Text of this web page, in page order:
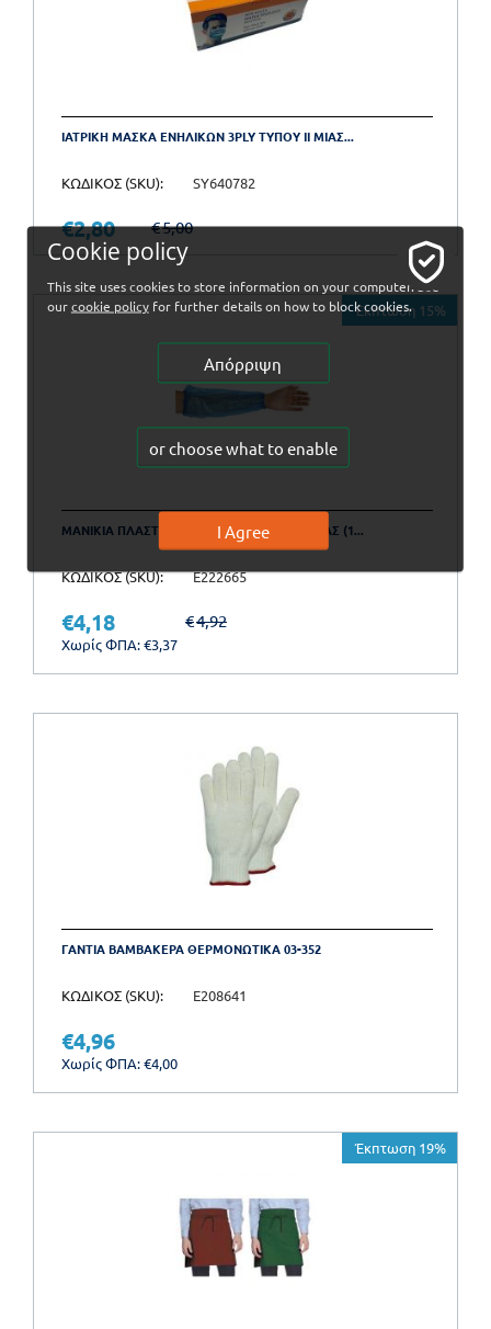
ΙΑΤΡΙΚΗ ΜΑΣΚΑ ΕΝΗΛΙΚΩΝ 3PLY ΤΥΠΟΥ ΙΙ ΜΙΑΣ...
ΚΩΔΙΚΟΣ (SKU): SY640782
€5,00
€2,80
Έκπτωση 15%
ΜΑΝΙΚΙΑ ΠΛΑΣΤΙΚΑ ΜΙΑΣ ΧΡΗΣΗΣ ΓΕΡΜΑΝΙΑΣ (1...
ΚΩΔΙΚΟΣ (SKU): E222665
€4,92
€4,18
Χωρίς ΦΠΑ:€3,37
ΓΑΝΤΙΑ ΒΑΜΒΑΚΕΡΑ ΘΕΡΜΟΝΩΤΙΚΑ 03-352
ΚΩΔΙΚΟΣ (SKU): E208641
€4,96
Χωρίς ΦΠΑ:€4,00
Έκπτωση 19%
Cookie policy
This site uses cookies to store information on your computer. See
ourcookie policyfor further details on how to block cookies.
Απόρριψη
or choose what to enable
I Agree